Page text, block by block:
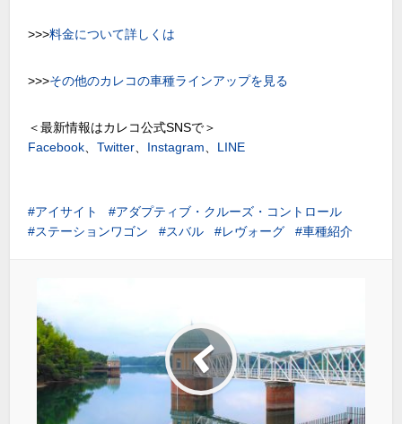
>>>料金について詳しくは
>>>その他のカレコの車種ラインアップを見る
＜最新情報はカレコ公式SNSで＞
Facebook 、Twitter Instagram LINE
アイサイト
アダプティブ・クルーズ・コントロール
ステーションワゴン
スバル レヴォーグ 車種紹介